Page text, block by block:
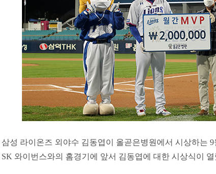
삼성 라이온즈 외야수 김동엽이 올곧은병원에서 시상하는
SK 와이번스와의 홈경기에 앞서 김동엽에 대한 시상식이 열